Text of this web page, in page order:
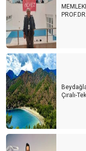
Çıralı-